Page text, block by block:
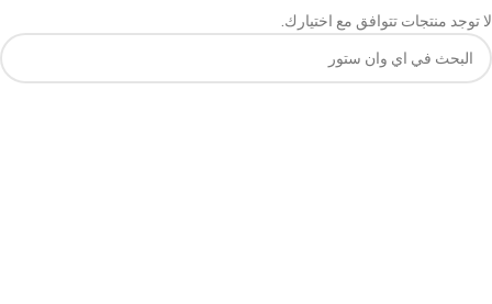
لا توجد منتجات تتوافق مع اختيارك.